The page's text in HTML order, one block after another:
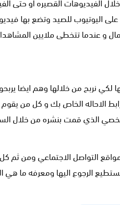
اليوتيوب للصيد وتضع بها
لكي نربح من خلالها وهم ايضا
الاحاله الخاص بك و كل من
التواصل الاجتماعي ومن ثم
الرجوع اليها ومعرفه ما